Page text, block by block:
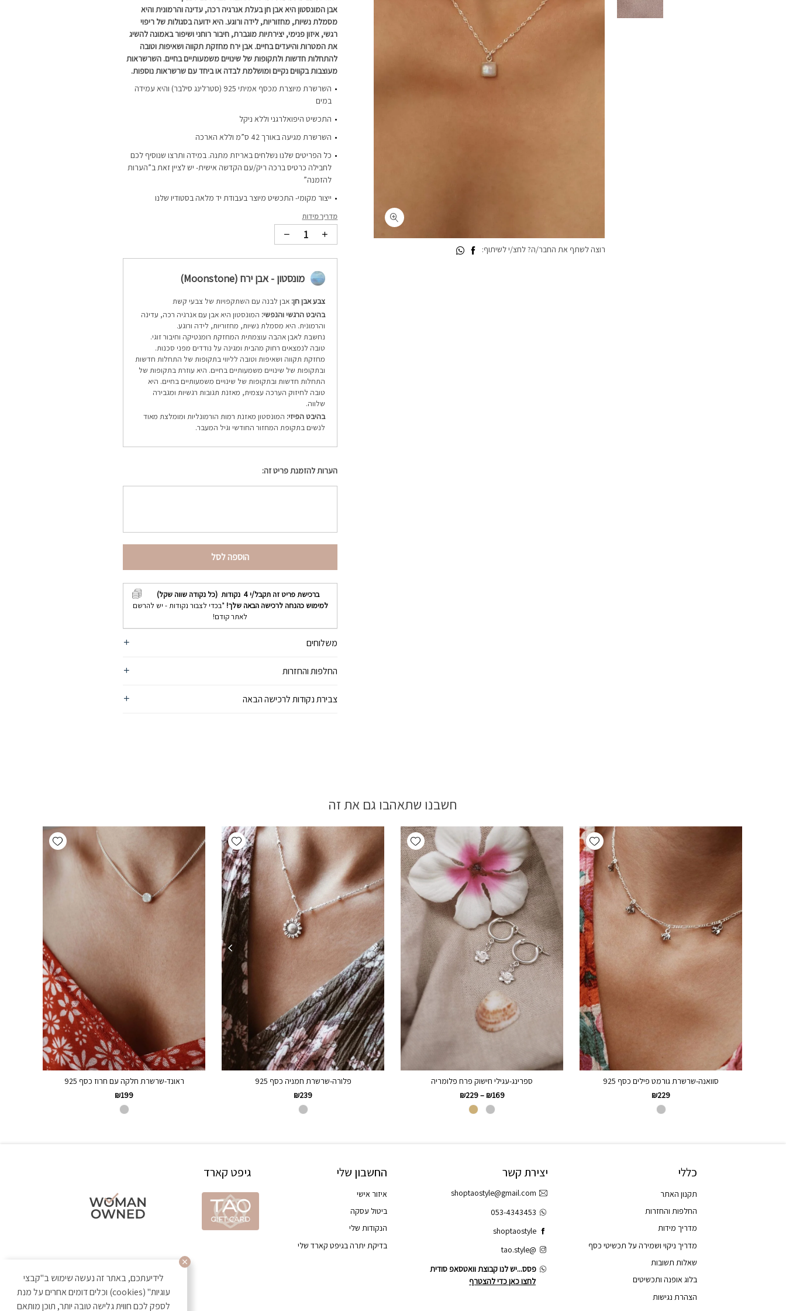
אבן המונסטון היא אבן חן בעלת אנרגיה רכה, עדינה והרמונית והיא
מסמלת נשיות, מחזוריות, לידה ורוגע. היא ידועה בסגולות של ריפוי
רגשי, איזון פנימי, יצירתיות מוגברת, חיבור רוחני ושיפור באמונה להשיג
את המטרות והיעדים בחיים. אבן ירח מחזקת תקווה ושאיפות וטובה
להתחלות חדשות ולתקופות של שינויים משמעותיים בחיים. השרשראות
מעוצבות בקווים נקיים ומושלמת לבדה או ביחד עם שרשראות נוספות.
השרשרת מיוצרת מכסף אמיתי 925 (סטרלינג סילבר) והיא עמידה
במים
התכשיט היפואלרגני וללא ניקל
השרשרת מגיעה באורך 42 ס”מ וללא הארכה
כל הפריטים שלנו נשלחים באריזת מתנה. במידה ותרצו שנוסיף לכם
לחבילה כרטיס ברכה ריק/עם הקדשה אישית- יש לציין זאת ב”הערות
להזמנה”
ייצור מקומי- התכשיט מיוצר בעבודת יד מלאה בסטודיו שלנו
מדריך מידות
מונסטון - אבן ירח (Moonstone)
צבע אבן חן: אבן לבנה עם השתקפויות של צבעי קשת
בהיבט הרגשי והנפשי: המונסטון היא אבן עם אנרגיה רכה, עדינה
והרמונית. היא מסמלת נשיות, מחזוריות, לידה ורוגע.
נחשבת לאבן אהבה עוצמתית המחזקת רומנטיקה וחיבור זוגי.
טובה לנמצאים רחוק מהבית ומגינה על נודדים מפני סכנות.
מחזקת תקווה ושאיפות וטובה לליווי בתקופות של התחלות חדשות
ובתקופות של שינויים משמעותיים בחיים. היא עוזרת בתקופות של
התחלות חדשות ובתקופות של שינויים משמעותיים בחיים. היא
טובה לחיזוק הערכה עצמית, מאזנת תגובות רגשיות ומגבירה
שלווה.
בהיבט הפיזי: המונסטון מאזנת רמות הורמונליות ומומלצת מאוד
לנשים בתקופת המחזור החודשי וגיל המעבר.
הערות להזמנת פריט זה:
הוספה לסל
ברכישת פריט זה תקבל/י4 נקודות (כל נקודה שווה שקל)
למימוש כהנחה לרכישה הבאה שלך! *בכדי לצבור נקודות - יש להרשם
לאתר קודם!
משלוחים
החלפות והחזרות
צבירת נקודות לרכישה הבאה
רוצה לשתף את החבר/ה? לחצ/י לשיתוף:
חשבנו שתאהבו גם את זה
Add wishlist
סוואנה-שרשרת גורמט פילים כסף 925
₪229
Add wishlist
ספרינג-עגילי חישוק פרח פלומריה
₪169
–
₪229
Add wishlist
פלורה-שרשרת חמניה כסף 925
₪239
Add wishlist
ראונד-שרשרת חלקה עם חרוז כסף 925
₪199
כללי
תקנון האתר
החלפות והחזרות
מדריך מידות
מדריך ניקוי ושמירה על תכשיטי כסף
שאלות תשובות
בלוג אופנה ותכשיטים
הצהרת נגישות
החשבון שלי
איזור אישי
ביטול עסקה
הנקודות שלי
בדיקת יתרה בגיפט קארד שלי
יצירת קשר
shoptaostyle@gmail.com
053-4343453
shoptaostyle
@tao.style
פסס...יש לנו קבוצת וואטסאפ סודית
לחצו כאן כדי להצטרף
גיפט קארד
לידיעתכם, באתר זה נעשה שימוש ב"קבצי
עוגיות" (cookies) וכלים דומים אחרים על מנת
לספק לכם חווית גלישה טובה יותר, תוכן מותאם